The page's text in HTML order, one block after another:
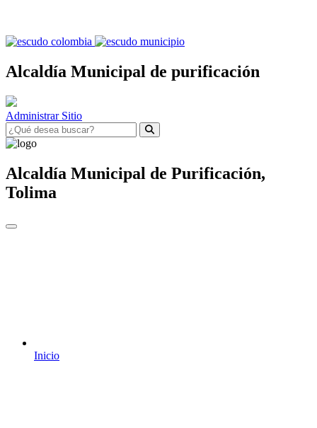
Alcaldía Municipal de purificación
Administrar Sitio
Alcaldía Municipal de Purificación,
Tolima
Inicio